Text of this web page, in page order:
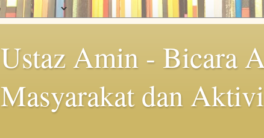
Ustaz Amin - Bicara
Masyarakat dan